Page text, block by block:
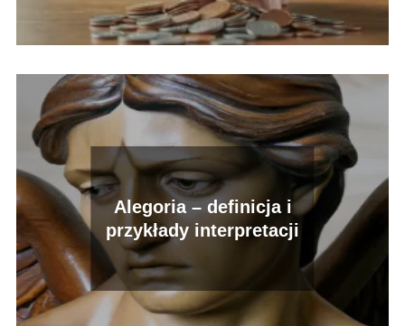
Alegoria – definicja i
przykłady interpretacji